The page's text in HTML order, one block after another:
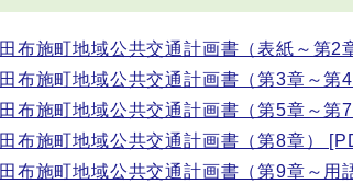
田布施町地域公共交通計画書（表紙～第2
田布施町地域公共交通計画書（第3章～第
田布施町地域公共交通計画書（第5章～第
田布施町地域公共交通計画書（第8章）
田布施町地域公共交通計画書（第9章～用